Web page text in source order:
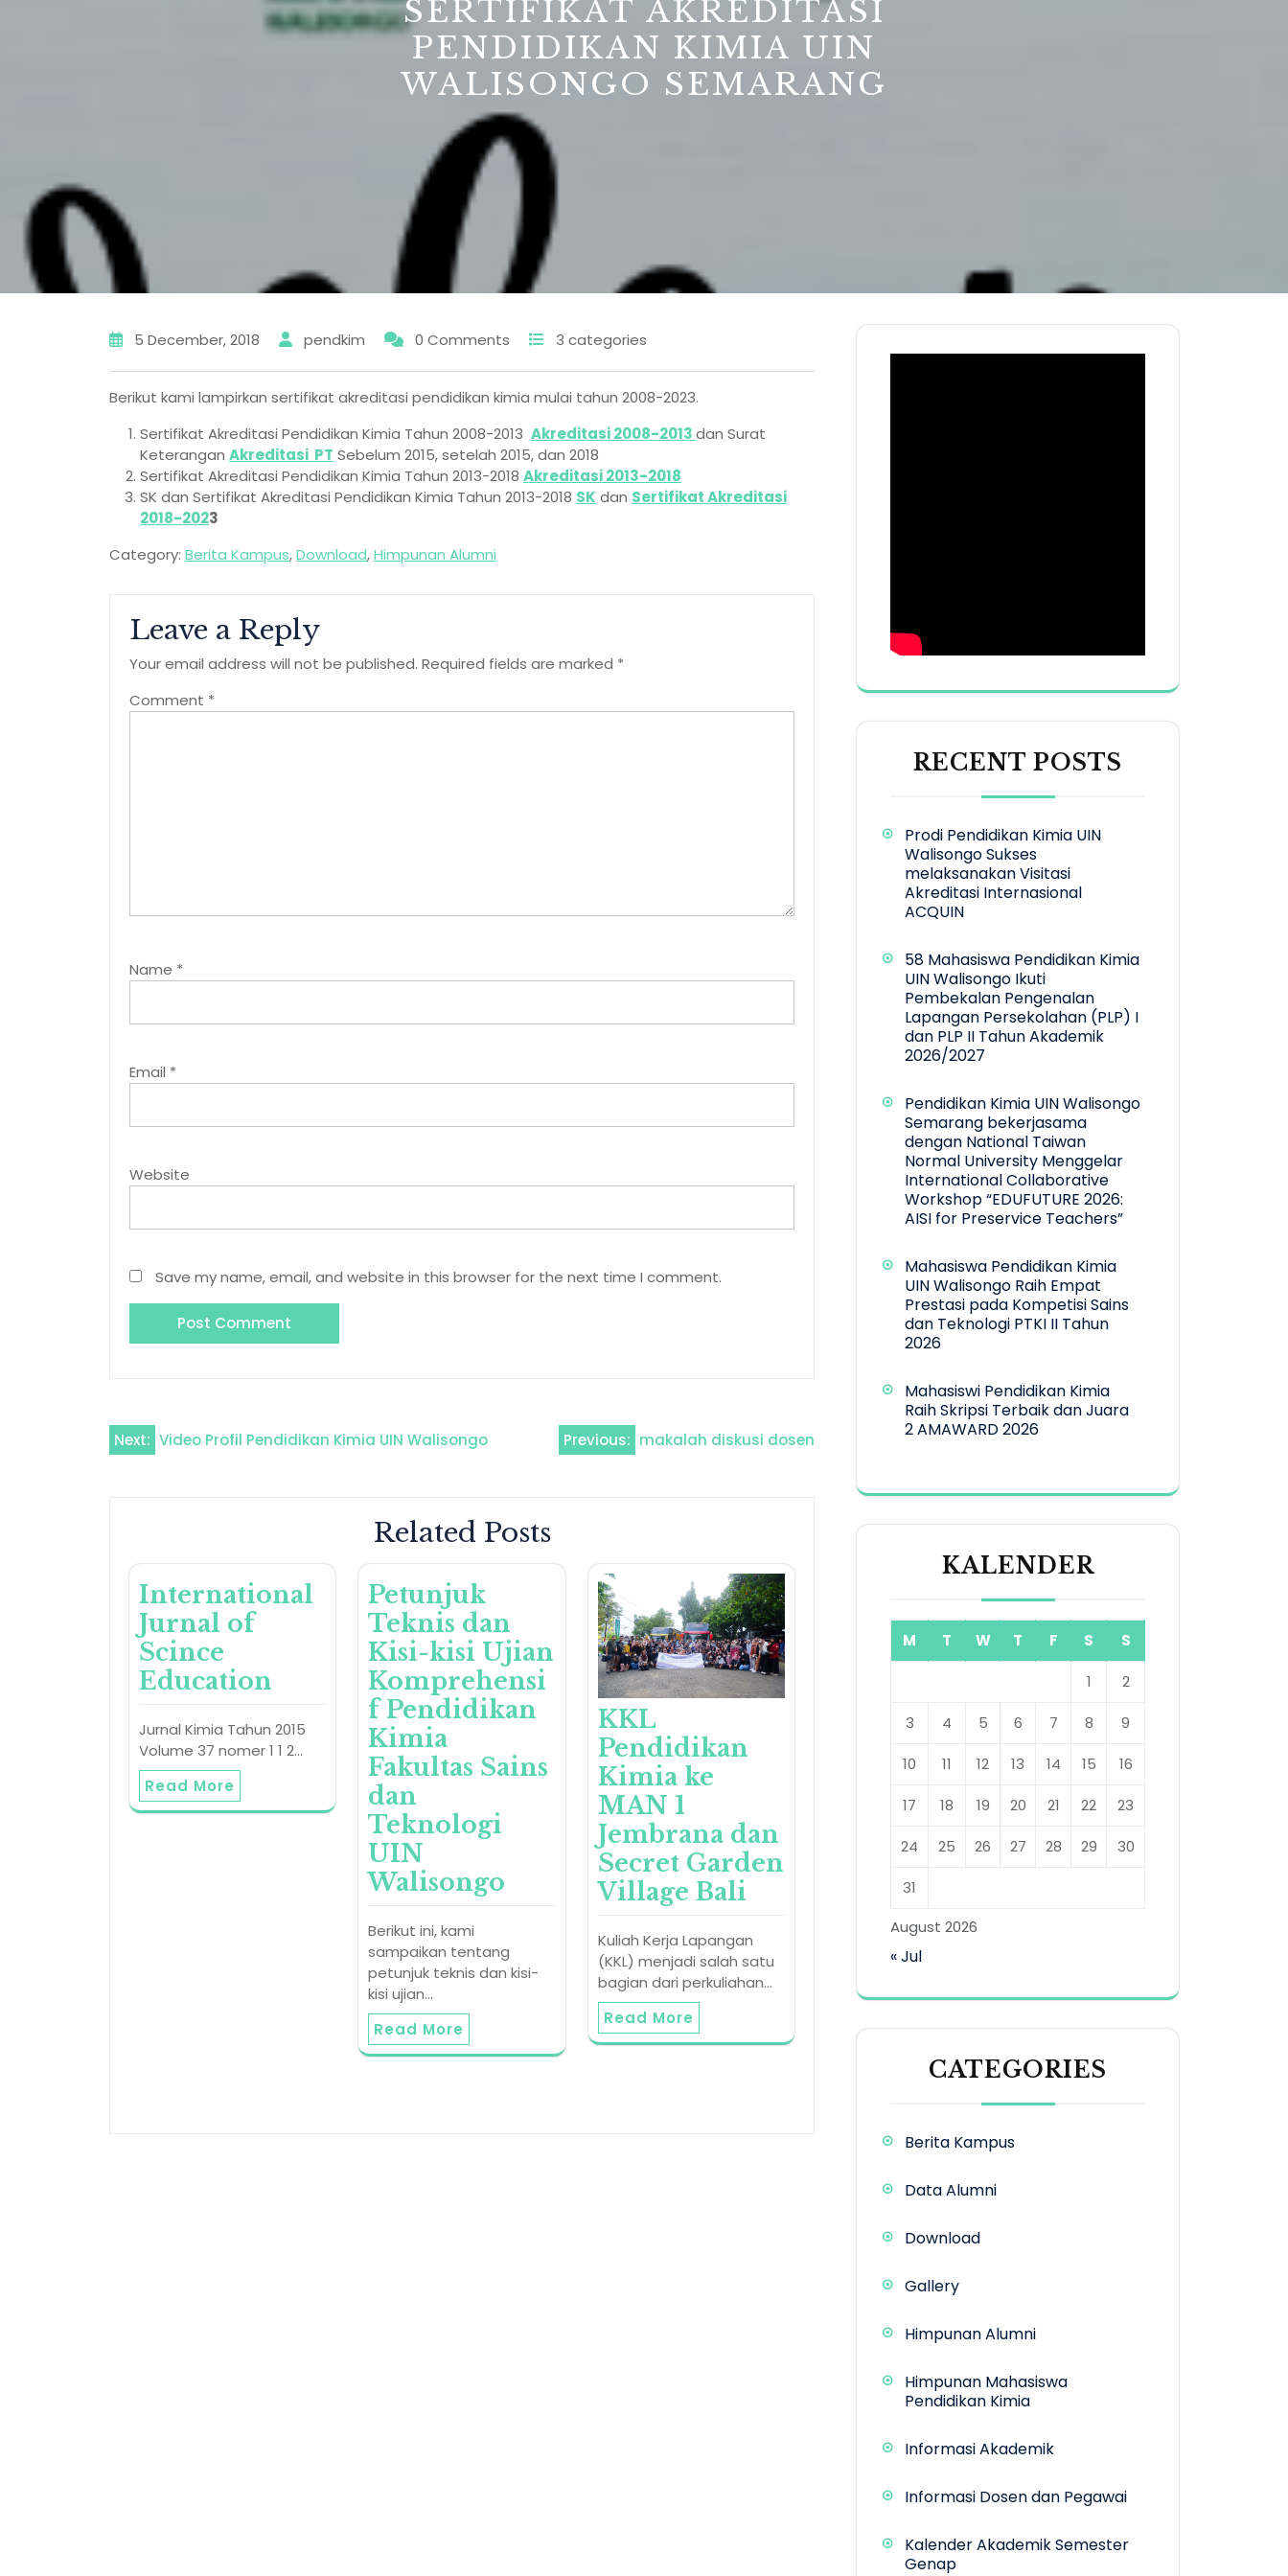
SERTIFIKAT AKREDITASI
PENDIDIKAN KIMIA UIN
WALISONGO SEMARANG
5 December, 2018 pendkim 0 Comments 3 categories
Berikut kami lampirkan sertifikat akreditasi pendidikan kimia mulai tahun 2008-2023.
Sertifikat Akreditasi Pendidikan Kimia Tahun 2008-2013 Akreditasi 2008-2013dan Surat
Keterangan Akreditasi PT Sebelum 2015, setelah 2015, dan 2018
Sertifikat Akreditasi Pendidikan Kimia Tahun 2013-2018 Akreditasi 2013-2018
SK dan Sertifikat Akreditasi Pendidikan Kimia Tahun 2013-2018 SK dan Sertifikat Akreditasi
2018-2023
Category: Berita Kampus,Download,Himpunan Alumni
Leave a Reply
Your email address will not be published. Required fields are marked *
Comment *
Name *
Email *
Website
Save my name, email, and website in this browser for the next time I comment.
Post
Previous: makalah diskusi dosen
Next: Video Profil Pendidikan Kimia UIN Walisongo
Related Posts
International
Jurnal of
Scince
Education
Jurnal Kimia Tahun 2015
Volume 37 nomer 1 1 2…
Read More
Petunjuk
Teknis dan
Kisi-kisi Ujian
Komprehensi
f Pendidikan
Kimia
Fakultas Sains
dan
Teknologi
UIN
Walisongo
Berikut ini, kami
sampaikan tentang
petunjuk teknis dan kisi-
kisi ujian…
Read More
KKL
Pendidikan
Kimia ke
MAN 1
Jembrana dan
Secret Garden
Village Bali
Kuliah Kerja Lapangan
(KKL) menjadi salah satu
bagian dari perkuliahan…
Read More
RECENT POSTS
Prodi Pendidikan Kimia UIN
Walisongo Sukses
melaksanakan Visitasi
Akreditasi Internasional
ACQUIN
58 Mahasiswa Pendidikan Kimia
UIN Walisongo Ikuti
Pembekalan Pengenalan
Lapangan Persekolahan (PLP) I
dan PLP II Tahun Akademik
2026/2027
Pendidikan Kimia UIN Walisongo
Semarang bekerjasama
dengan National Taiwan
Normal University Menggelar
International Collaborative
Workshop “EDUFUTURE 2026:
AISI for Preservice Teachers”
Mahasiswa Pendidikan Kimia
UIN Walisongo Raih Empat
Prestasi pada Kompetisi Sains
dan Teknologi PTKI II Tahun
2026
Mahasiswi Pendidikan Kimia
Raih Skripsi Terbaik dan Juara
2 AMAWARD 2026
KALENDER
August 2026
M T W T F S S
1 2
3 4 5 6 7 8 9
10 11 12 13 14 15 16
17 18 19 20 21 22 23
24 25 26 27 28 29 30
31
« Jul
CATEGORIES
Berita Kampus
Data Alumni
Download
Gallery
Himpunan Alumni
Himpunan Mahasiswa
Pendidikan Kimia
Informasi Akademik
Informasi Dosen dan Pegawai
Kalender Akademik Semester
Genap